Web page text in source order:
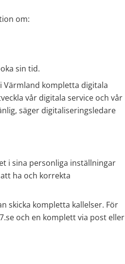
om:
sin tid.
Värmland kompletta digitala
vår digitala service och vår
säger digitaliseringsledare
i sina personliga inställningar
ha och korrekta
skicka kompletta kallelser. För
och en komplett via post eller